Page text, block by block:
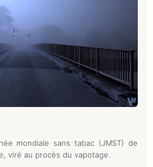
mondiale sans tabac (JMST) de
viré au procès du vapotage.